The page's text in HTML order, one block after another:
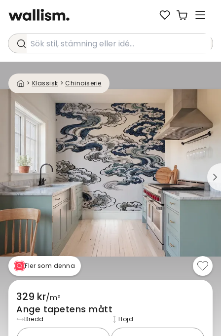
Sök stil, stämning eller idé...
> Klassisk > Chinoiserie
Fler som denna
329 kr/m²
Ange tapetens mått
Bredd Höjd